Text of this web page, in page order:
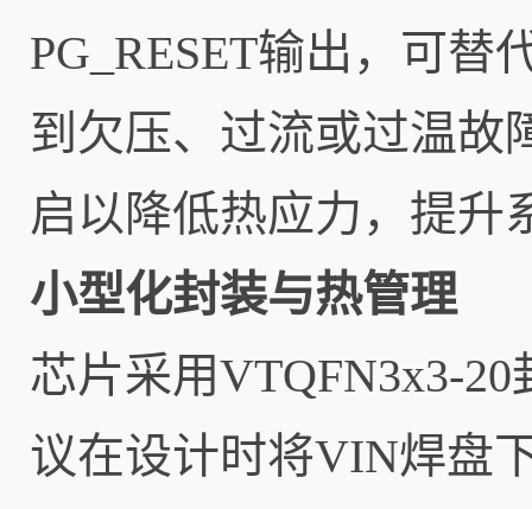
PG_RESET输出，可
到欠压、过流或过温故
启以降低热应力，提升
小型化封装与热管理
芯片采用VTQFN3x3-
议在设计时将VIN焊盘